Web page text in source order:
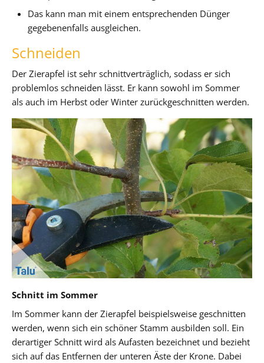
Das kann man mit einem entsprechenden Dünger
gegebenenfalls ausgleichen.
Schneiden
Der Zierapfel ist sehr schnittverträglich, sodass er sich
problemlos schneiden lässt. Er kann sowohl im Sommer
als auch im Herbst oder Winter zurückgeschnitten werden.
Schnitt im Sommer
Im Sommer kann der Zierapfel beispielsweise geschnitten
werden, wenn sich ein schöner Stamm ausbilden soll. Ein
derartiger Schnitt wird als Aufasten bezeichnet und bezieht
sich auf das Entfernen der unteren Äste der Krone. Dabei